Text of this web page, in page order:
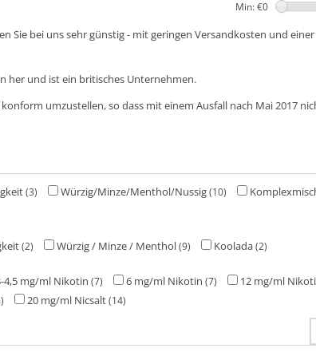
Min: €0
Sie bei uns sehr günstig - mit geringen Versandkosten und
her und ist ein britisches Unternehmen.
umzustellen, so dass mit einem Ausfall nach Mai 2017
(3) Würzig/Minze/Menthol/Nussig(10)
(2) Würzig / Minze / Menthol(9) Koolada(2)
4,5 mg/ml Nikotin (7) 6 mg/ml Nikotin (7) 12 mg/ml
20 mg/ml Nicsalt(14)